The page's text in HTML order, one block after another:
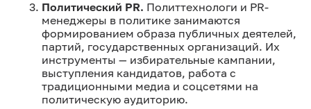
Политический PR. Политтехнологи и PR-
менеджеры в политике занимаются
формированием образа публичных деятелей,
партий, государственных организаций. Их
инструменты — избирательные кампании,
выступления кандидатов, работа с
традиционными медиа и соцсетями на
политическую аудиторию.